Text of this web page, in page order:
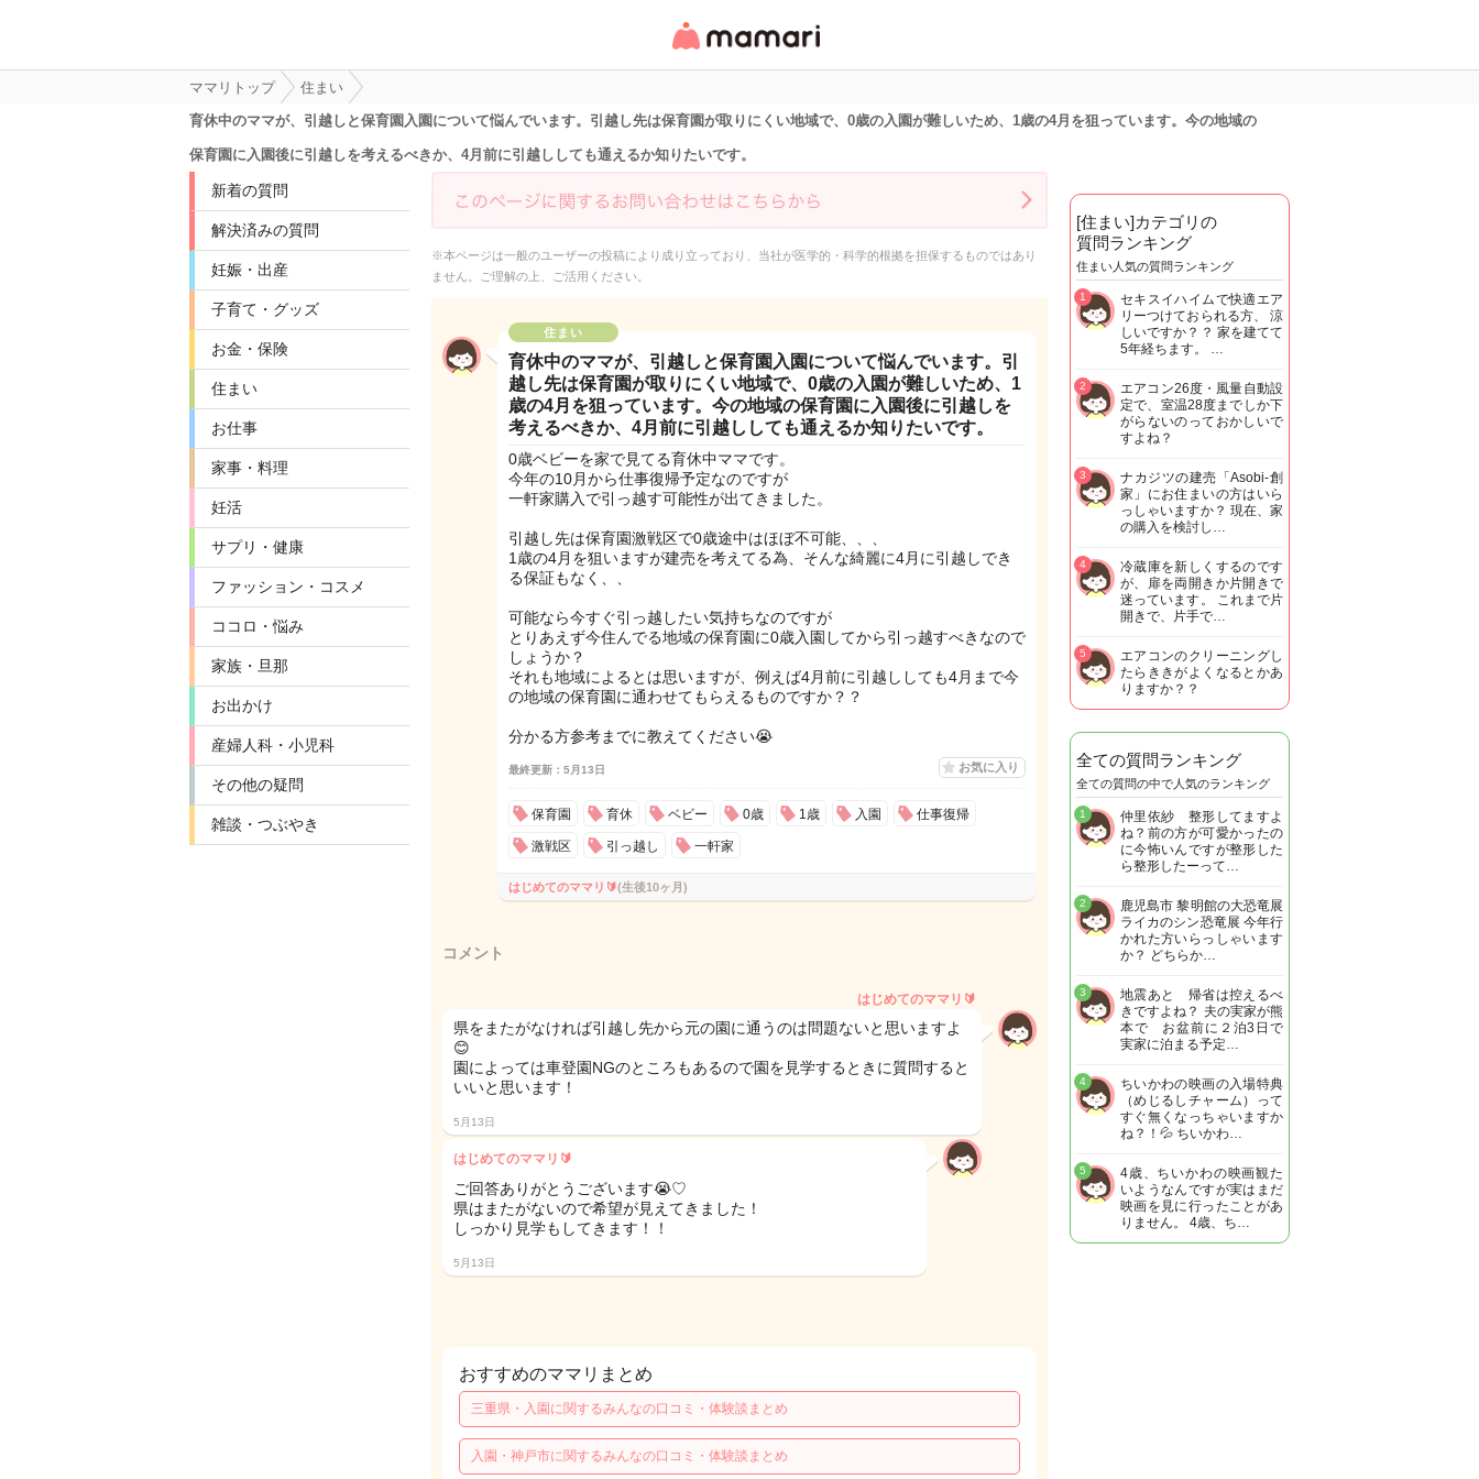
リ・情報サイト
ママリトップ
住まい
育休中のママが、引越しと保育園入園について悩んでいます。引越し先は保育園が取りにくい地域で、0歳の入園が難しいため、1歳の4月を狙っています。今の地域の
保育園に入園後に引越しを考えるべきか、4月前に引越ししても通えるか知りたいです。
新着の質問
解決済みの質問
妊娠・出産
子育て・グッズ
お金・保険
住まい
お仕事
家事・料理
妊活
サプリ・健康
ファッション・コスメ
ココロ・悩み
家族・旦那
お出かけ
産婦人科・小児科
その他の疑問
雑談・つぶやき
※本ページは一般のユーザーの投稿により成り立っており、当社が医学的・科学的根拠を担保するものではあり
ません。ご理解の上、ご活用ください。
住まい
育休中のママが、引越しと保育園入園について悩んでいます。引
越し先は保育園が取りにくい地域で、0歳の入園が難しいため、1
歳の4月を狙っています。今の地域の保育園に入園後に引越しを
考えるべきか、4月前に引越ししても通えるか知りたいです。
0歳ベビーを家で見てる育休中ママです。
今年の10月から仕事復帰予定なのですが
一軒家購入で引っ越す可能性が出てきました。
引越し先は保育園激戦区で0歳途中はほぼ不可能、、、
1歳の4月を狙いますが建売を考えてる為、そんな綺麗に4月に引越しでき
る保証もなく、、
可能なら今すぐ引っ越したい気持ちなのですが
とりあえず今住んでる地域の保育園に0歳入園してから引っ越すべきなので
しょうか？
それも地域によるとは思いますが、例えば4月前に引越ししても4月まで今
の地域の保育園に通わせてもらえるものですか？？
分かる方参考までに教えてください😭
最終更新：5月13日 お気に入り
保育園 育休 ベビー 0歳 1歳 入園 仕事復帰
激戦区 引っ越し 一軒家
はじめてのママリ🔰(生後10ヶ月)
コメント
はじめてのママリ🔰
県をまたがなければ引越し先から元の園に通うのは問題ないと思いますよ
😊
園によっては車登園NGのところもあるので園を見学するときに質問すると
いいと思います！
5月13日
はじめてのママリ🔰
ご回答ありがとうございます😭♡
県はまたがないので希望が見えてきました！
しっかり見学もしてきます！！
5月13日
おすすめのママリまとめ
三重県・入園に関するみんなの口コミ・体験談まとめ
入園・神戸市に関するみんなの口コミ・体験談まとめ
[住まい]カテゴリの
質問ランキング
住まい人気の質問ランキング
セキスイハイムで快適エア
リーつけておられる方、 涼
しいですか？？ 家を建てて
5年経ちます。 …
1
エアコン26度・風量自動設
定で、室温28度までしか下
がらないのっておかしいで
すよね？
2
ナカジツの建売「Asobi-創
家」にお住まいの方はいら
っしゃいますか？ 現在、家
の購入を検討し…
3
冷蔵庫を新しくするのです
が、扉を両開きか片開きで
迷っています。 これまで片
開きで、片手で…
4
エアコンのクリーニングし
たらききがよくなるとかあ
りますか？？
5
全ての質問ランキング
全ての質問の中で人気のランキング
仲里依紗 整形してますよ
ね？前の方が可愛かったの
に今怖いんですが整形した
ら整形したーって…
1
鹿児島市 黎明館の大恐竜展
ライカのシン恐竜展 今年行
かれた方いらっしゃいます
か？ どちらか…
2
地震あと 帰省は控えるべ
きですよね？ 夫の実家が熊
本で お盆前に２泊3日で
実家に泊まる予定…
3
ちいかわの映画の入場特典
（めじるしチャーム）って
すぐ無くなっちゃいますか
ね？！💦 ちいかわ…
4
4歳、ちいかわの映画観た
いようなんですが実はまだ
映画を見に行ったことがあ
りません。 4歳、ち…
5